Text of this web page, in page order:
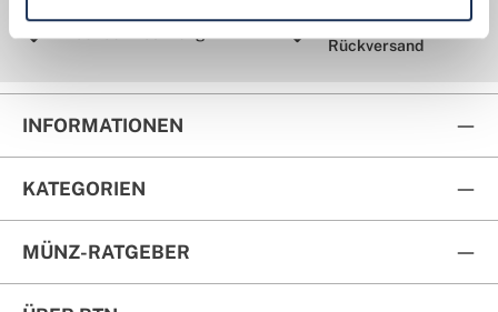
Kostenloser
Rückversand
INFORMATIONEN
KATEGORIEN
MÜNZ-RATGEBER